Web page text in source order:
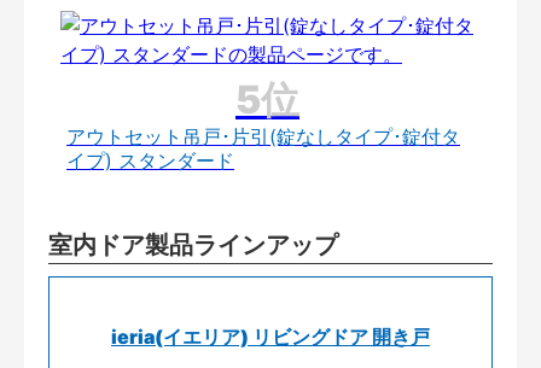
アウトセット吊戸･片引(錠なしタイプ･錠付タ
イプ) スタンダード
室内ドア製品ラインアップ
ieria(イエリア) リビングドア 開き戸